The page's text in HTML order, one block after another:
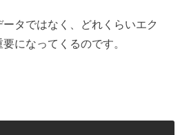
タではなく、どれくらいエク
になってくるのです。